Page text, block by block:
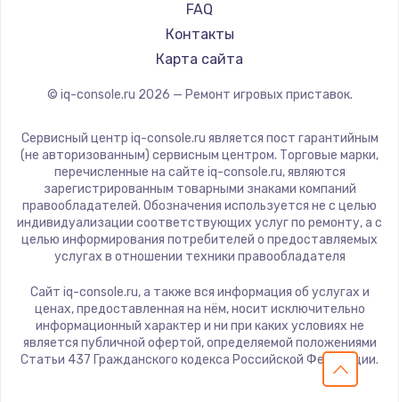
FAQ
Контакты
Карта сайта
© iq-console.ru 2026 — Ремонт игровых приставок.
Сервисный центр iq-console.ru является пост гарантийным
(не авторизованным) сервисным центром. Торговые марки,
перечисленные на сайте iq-console.ru, являются
зарегистрированным товарными знаками компаний
правообладателей. Обозначения используется не с целью
индивидуализации соответствующих услуг по ремонту, а с
целью информирования потребителей о предоставляемых
услугах в отношении техники правообладателя
Сайт iq-console.ru, а также вся информация об услугах и
ценах, предоставленная на нём, носит исключительно
информационный характер и ни при каких условиях не
является публичной офертой, определяемой положениями
Статьи 437 Гражданского кодекса Российской Федерации.